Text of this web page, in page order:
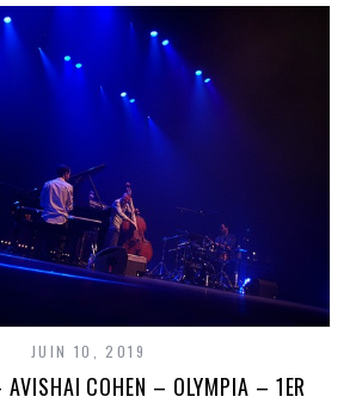
JUIN 10, 2019
AVISHAI COHEN – OLYMPIA – 1ER